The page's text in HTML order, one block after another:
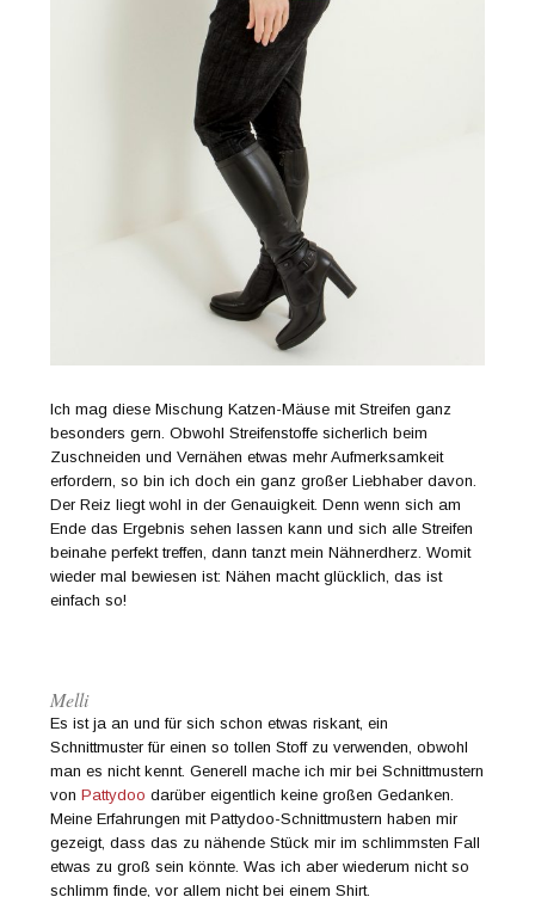
Ich mag diese Mischung Katzen-Mäuse mit Streifen ganz
besonders gern. Obwohl Streifenstoffe sicherlich beim
Zuschneiden und Vernähen etwas mehr Aufmerksamkeit
erfordern, so bin ich doch ein ganz großer Liebhaber davon.
Der Reiz liegt wohl in der Genauigkeit. Denn wenn sich am
Ende das Ergebnis sehen lassen kann und sich alle Streifen
beinahe perfekt treffen, dann tanzt mein Nähnerdherz. Womit
wieder mal bewiesen ist: Nähen macht glücklich, das ist
einfach so!
Melli
Es ist ja an und für sich schon etwas riskant, ein
Schnittmuster für einen so tollen Stoff zu verwenden, obwohl
man es nicht kennt. Generell mache ich mir bei Schnittmustern
vonPattydoo darüber eigentlich keine großen Gedanken.
Meine Erfahrungen mit Pattydoo-Schnittmustern haben mir
gezeigt, dass das zu nähende Stück mir im schlimmsten Fall
etwas zu groß sein könnte. Was ich aber wiederum nicht so
schlimm finde, vor allem nicht bei einem Shirt.